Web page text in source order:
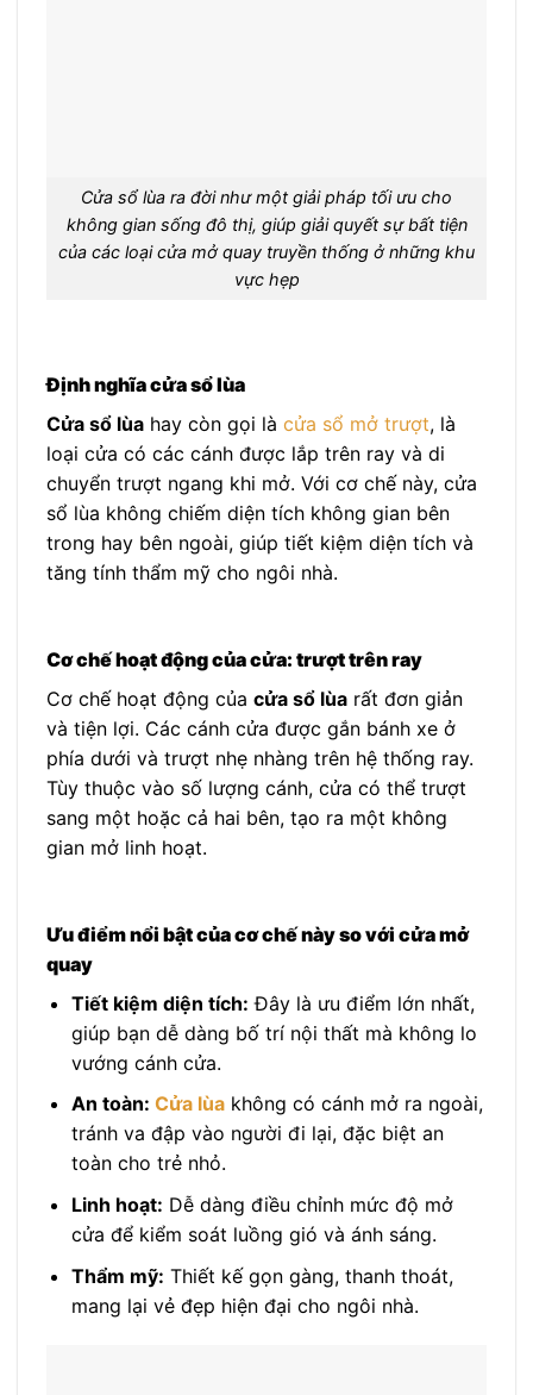
Cửa sổ lùa ra đời như một giải pháp tối ưu cho
không gian sống đô thị, giúp giải quyết sự bất tiện
của các loại cửa mở quay truyền thống ở những khu
vực hẹp
Định nghĩa cửa sổ lùa
Cửa sổ lùa hay còn gọi là cửa sổ mở trượt, là
loại cửa có các cánh được lắp trên ray và di
chuyển trượt ngang khi mở. Với cơ chế này, cửa
sổ lùa không chiếm diện tích không gian bên
trong hay bên ngoài, giúp tiết kiệm diện tích và
tăng tính thẩm mỹ cho ngôi nhà.
Cơ chế hoạt động của cửa: trượt trên ray
Cơ chế hoạt động của cửa sổ lùa rất đơn giản
và tiện lợi. Các cánh cửa được gắn bánh xe ở
phía dưới và trượt nhẹ nhàng trên hệ thống ray.
Tùy thuộc vào số lượng cánh, cửa có thể trượt
sang một hoặc cả hai bên, tạo ra một không
gian mở linh hoạt.
Ưu điểm nổi bật của cơ chế này so với cửa mở
quay
Tiết kiệm diện tích: Đây là ưu điểm lớn nhất,
giúp bạn dễ dàng bố trí nội thất mà không lo
vướng cánh cửa.
An toàn: Cửa lùakhông có cánh mở ra ngoài,
tránh va đập vào người đi lại, đặc biệt an
toàn cho trẻ nhỏ.
Linh hoạt: Dễ dàng điều chỉnh mức độ mở
cửa để kiểm soát luồng gió và ánh sáng.
Thẩm mỹ: Thiết kế gọn gàng, thanh thoát,
mang lại vẻ đẹp hiện đại cho ngôi nhà.